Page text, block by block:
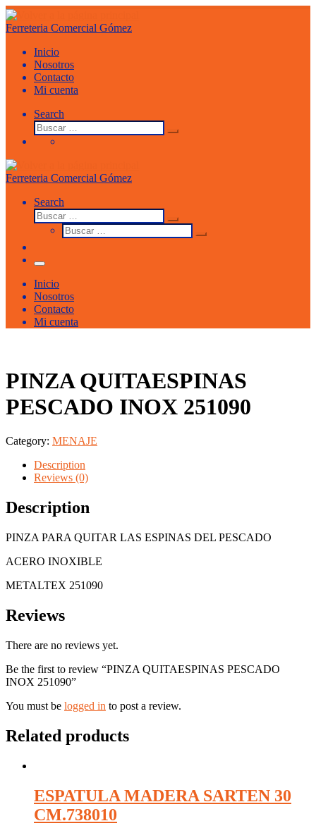
Saltar
al
contenido
Ferreteria Comercial Gómez
Inicio
Nosotros
Contacto
Mi cuenta
Search
Buscar
Buscar
Ferreteria Comercial Gómez
Search
Buscar
Buscar
…
Buscar
Buscar
Menu
Inicio
Nosotros
Contacto
Mi cuenta
PINZA QUITAESPINAS
PESCADO INOX 251090
Category: MENAJE
Description
Reviews (0)
Description
PINZA PARA QUITAR LAS ESPINAS DEL PESCADO
ACERO INOXIBLE
METALTEX 251090
Reviews
There are no reviews yet.
Be the first to review “PINZA QUITAESPINAS PESCADO
INOX 251090”
You must be logged in to post a review.
Related products
ESPATULA MADERA SARTEN 30
CM.738010